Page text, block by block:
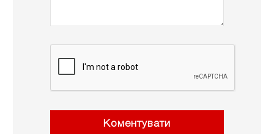
Коментувати